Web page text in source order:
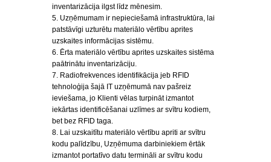
inventarizācija ilgst līdz mēnesim.
5. Uzņēmumam ir nepieciešamā infrastruktūra, lai
patstāvīgi uzturētu materiālo vērtību aprites
uzskaites informācijas sistēmu.
6. Ērta materiālo vērtību aprites uzskaites sistēma
paātrinātu inventarizāciju.
7. Radiofrekvences identifikācija jeb RFID
tehnoloģija šajā IT uzņēmumā nav pašreiz
ieviešama, jo Klienti vēlas turpināt izmantot
iekārtas identificēšanai uzlīmes ar svītru kodiem,
bet bez RFID taga.
8. Lai uzskaitītu materiālo vērtību apriti ar svītru
kodu palīdzību, Uzņēmuma darbiniekiem ērtāk
izmantot portatīvo datu termināli ar svītru kodu